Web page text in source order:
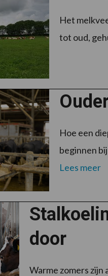
Het
tot oud,
Hoe een
beginnen
Lees meer
door
Warme zomers